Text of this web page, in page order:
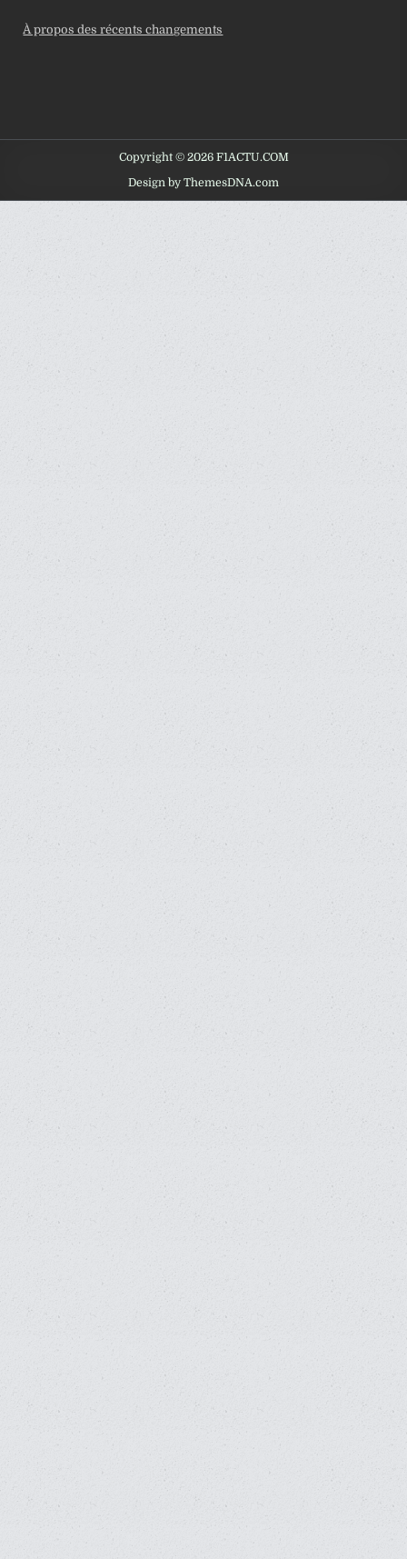
À propos des récents changements
Copyright © 2026 F1ACTU.COM
Design by ThemesDNA.com